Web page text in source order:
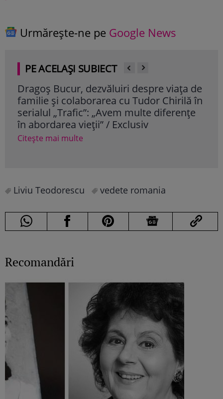
Urmărește-ne pe Google News
PE ACELAȘI SUBIECT
Dragoș Bucur, dezvăluiri despre viața de
familie și colaborarea cu Tudor Chirilă în
serialul „Trafic”: „Avem multe diferențe
în abordarea vieții” / Exclusiv
Citește mai multe
Liviu Teodorescu vedete romania
Recomandări